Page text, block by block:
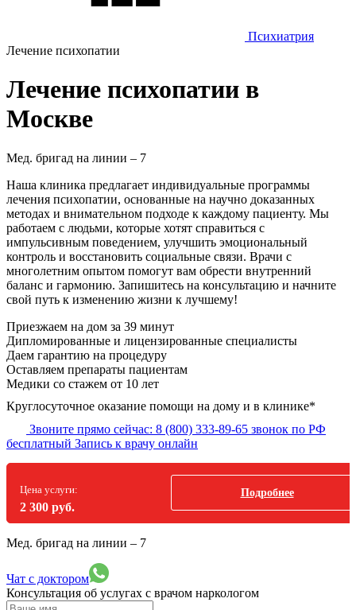
Психиатрия
Лечение психопатии
Лечение психопатии в
Москве
Мед. бригад на линии – 7
Наша клиника предлагает индивидуальные программы
лечения психопатии, основанные на научно доказанных
методах и внимательном подходе к каждому пациенту. Мы
работаем с людьми, которые хотят справиться с
импульсивным поведением, улучшить эмоциональный
контроль и восстановить социальные связи. Врачи с
многолетним опытом помогут вам обрести внутренний
баланс и гармонию. Запишитесь на консультацию и начните
свой путь к изменению жизни к лучшему!
Приезжаем на дом за 39 минут
Дипломированные и лицензированные специалисты
Даем гарантию на процедуру
Оставляем препараты пациентам
Медики со стажем от 10 лет
Круглосуточное оказание помощи на дому и в клинике*
Звоните прямо сейчас: 8 (800) 333-89-65 звонок по РФ
бесплатный Запись к врачу онлайн
Цена услуги:
2 300 руб.
Подробнее
Мед. бригад на линии – 7
Чат с доктором
Консультация об услугах с врачом наркологом